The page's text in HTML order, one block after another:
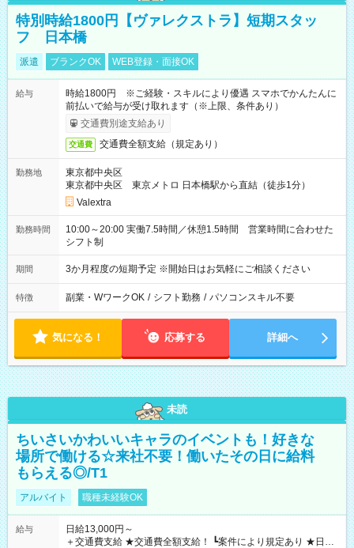
特別時給1800円【ヴァレクストラ】短期スタッ
フ 日本橋
派遣 ブランクOK WEB登録・面接OK
給与
時給1800円 ※ご経験・スキルにより優遇 スマホでかんたんに
前払いで給与が受け取れます（※上限、条件あり）
交通費別途支給あり
交通費 交通費全額支給（規定あり）
勤務地
東京都中央区
東京都中央区 東京メトロ 日本橋駅から直結（徒歩1分）
Valextra
勤務時間
10:00～20:00 実働7.5時間／休憩1.5時間 営業時間に合わせた
シフト制
期間 3か月程度の短期予定 ※開始日はお気軽にご相談ください
特徴 副業・WワークOK / シフト勤務 / パソコンスキル不要
気になる！ 応募する 詳細へ
未読
ちいさいかわいいキャラのイベントも！好きな
場所で働ける☆来社不要！働いたその日に給料
もらえる◎/T1
アルバイト 職種未経験OK
給与
日給13,000円～
＋交通費支給 ★交通費全額支給！ ┗案件により規定あり ★日払